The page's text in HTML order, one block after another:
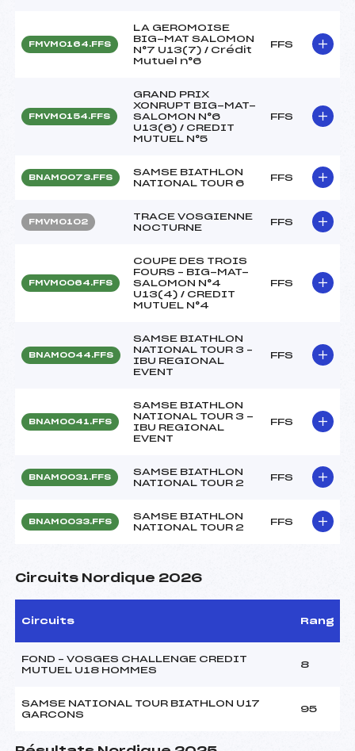
FMVM0164.FFS
LA GEROMOISE
BIG-MAT SALOMON
N°7 U13(7) / Crédit
Mutuel n°6
FFS
FMVM0154.FFS
GRAND PRIX
XONRUPT BIG-MAT-
SALOMON N°6
U13(6) / CREDIT
MUTUEL N°5
FFS
BNAM0073.FFS
SAMSE BIATHLON
NATIONAL TOUR 6
FFS
FMVM0102
TRACE VOSGIENNE
NOCTURNE
FFS
FMVM0064.FFS
COUPE DES TROIS
FOURS – BIG-MAT-
SALOMON N°4
U13(4) / CREDIT
MUTUEL N°4
FFS
BNAM0044.FFS
SAMSE BIATHLON
NATIONAL TOUR 3 –
IBU REGIONAL
EVENT
FFS
BNAM0041.FFS
SAMSE BIATHLON
NATIONAL TOUR 3 -
IBU REGIONAL
EVENT
FFS
BNAM0031.FFS
SAMSE BIATHLON
NATIONAL TOUR 2
FFS
BNAM0033.FFS
SAMSE BIATHLON
NATIONAL TOUR 2
FFS
Circuits Nordique 2026
Circuits Rang
FOND – VOSGES CHALLENGE CREDIT
MUTUEL U18 HOMMES
8
SAMSE NATIONAL TOUR BIATHLON U17
GARCONS
95